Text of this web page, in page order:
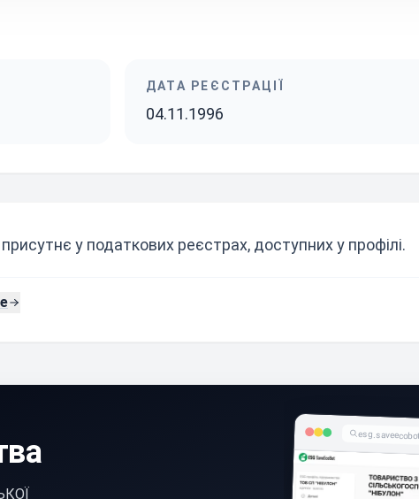
ДАТА РЕЄСТРАЦІЇ
04.11.1996
у податкових реєстрах, доступних у профілі.